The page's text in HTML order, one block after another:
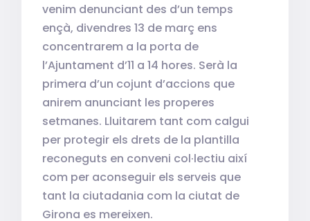
venim denunciant des d’un temps
ençà, divendres 13 de març ens
concentrarem a la porta de
l’Ajuntament d’11 a 14 hores. Serà la
primera d’un cojunt d’accions que
anirem anunciant les properes
setmanes. Lluitarem tant com calgui
per protegir els drets de la plantilla
reconeguts en conveni col·lectiu així
com per aconseguir els serveis que
tant la ciutadania com la ciutat de
Girona es mereixen.